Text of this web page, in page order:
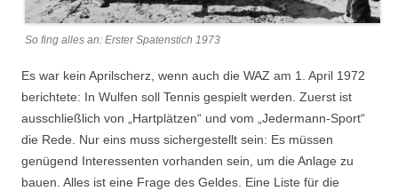
So fing alles an: Erster Spatenstich 1973
Es war kein Aprilscherz, wenn auch die WAZ am 1. April 1972
berichtete: In Wulfen soll Tennis gespielt werden. Zuerst ist
ausschließlich von „Hartplätzen“ und vom „Jedermann-Sport“
die Rede. Nur eins muss sichergestellt sein: Es müssen
genügend Interessenten vorhanden sein, um die Anlage zu
bauen. Alles ist eine Frage des Geldes. Eine Liste für die